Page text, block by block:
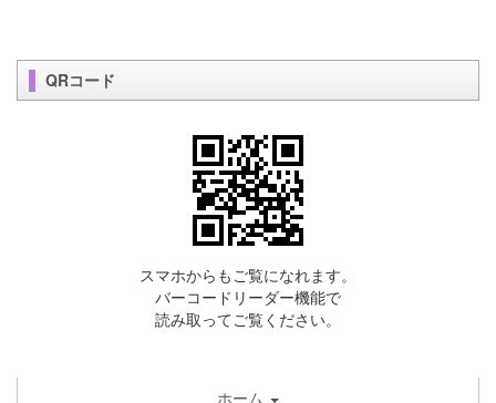
QRコード
スマホからもご覧になれます。
バーコードリーダー機能で
読み取ってご覧ください。
ホーム